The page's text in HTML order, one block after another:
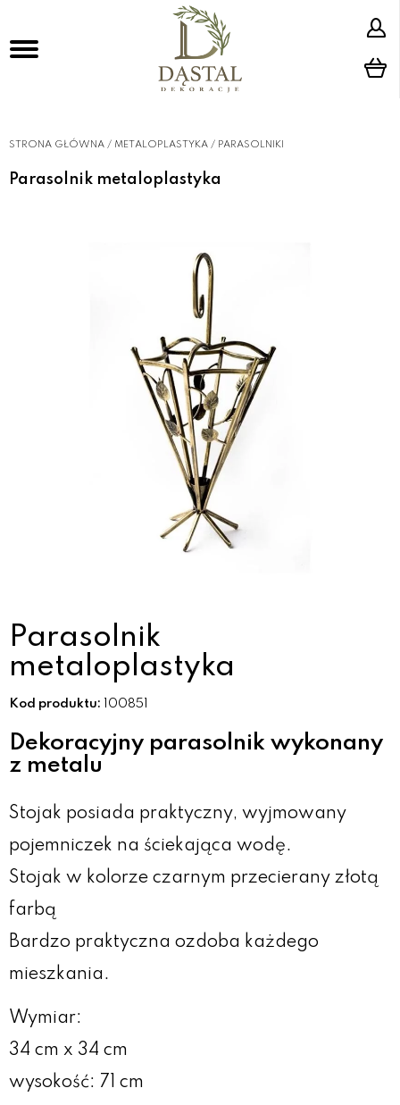
STRONA GŁÓWNA / METALOPLASTYKA / PARASOLNIKI
Parasolnik metaloplastyka
Parasolnik
metaloplastyka
Kod produktu: 100851
Dekoracyjny parasolnik wykonany
z metalu
Stojak posiada praktyczny, wyjmowany
pojemniczek na ściekająca wodę.
Stojak w kolorze czarnym przecierany złotą
farbą
Bardzo praktyczna ozdoba każdego
mieszkania.
Wymiar:
34 cm x 34 cm
wysokość: 71 cm